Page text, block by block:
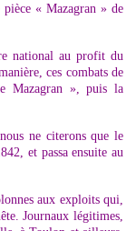
« Mazagran » de
national au profit du
ces combats de
Mazagran », puis la
ne citerons que le
et passa ensuite au
aux exploits qui,
Journaux légitimes,